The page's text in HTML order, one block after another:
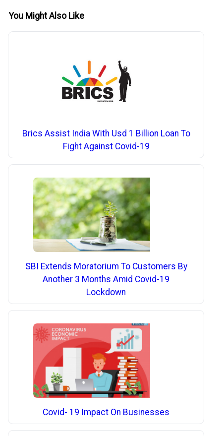
You Might Also Like
Brics Assist India With Usd 1 Billion Loan To
Fight Against Covid-19
SBI Extends Moratorium To Customers By
Another 3 Months Amid Covid-19
Lockdown
Covid- 19 Impact On Businesses